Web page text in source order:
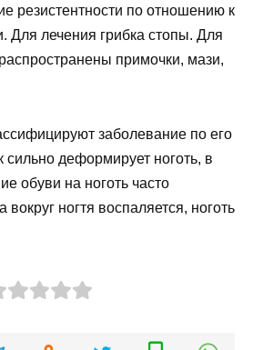
резистентности по отношению к
Для лечения грибка стопы. Для
примочки, мази,
заболевание по его
сильно деформирует ноготь, в
обуви на ноготь часто
ногтя воспаляется, ноготь